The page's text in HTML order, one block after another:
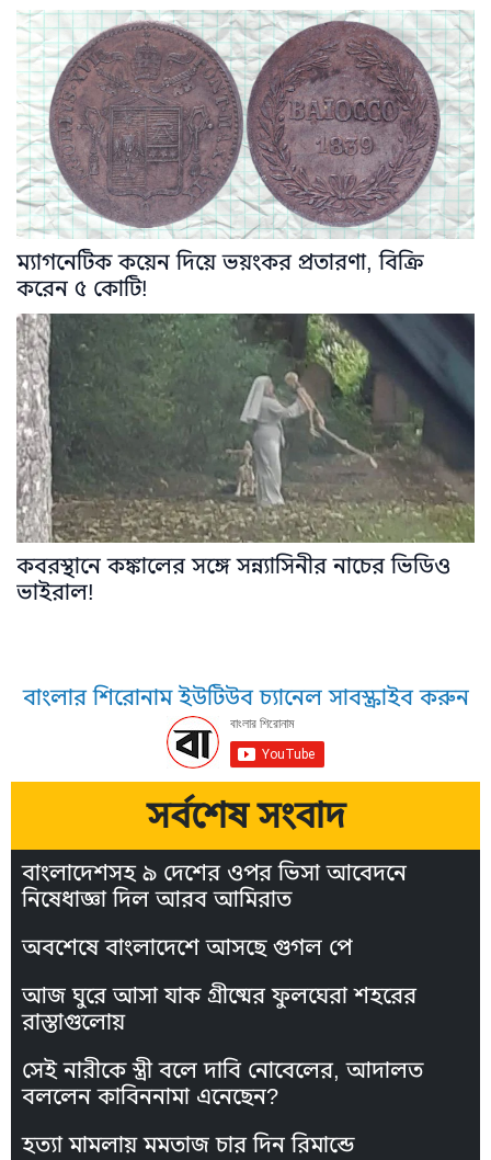
ম্যাগনেটিক কয়েন দিয়ে ভয়ংকর প্রতারণা, বিক্রি
করেন ৫ কোটি!
কবরস্থানে কঙ্কালের সঙ্গে সন্ন্যাসিনীর নাচের ভিডিও
ভাইরাল!
বাংলার শিরোনাম ইউটিউব চ্যানেল সাবস্ক্রাইব করুন
সর্বশেষ সংবাদ
বাংলাদেশসহ ৯ দেশের ওপর ভিসা আবেদনে
নিষেধাজ্ঞা দিল আরব আমিরাত
অবশেষে বাংলাদেশে আসছে গুগল পে
আজ ঘুরে আসা যাক গ্রীষ্মের ফুলঘেরা শহরের
রাস্তাগুলোয়
সেই নারীকে স্ত্রী বলে দাবি নোবেলের, আদালত
বললেন কাবিননামা এনেছেন?
হত্যা মামলায় মমতাজ চার দিন রিমান্ডে